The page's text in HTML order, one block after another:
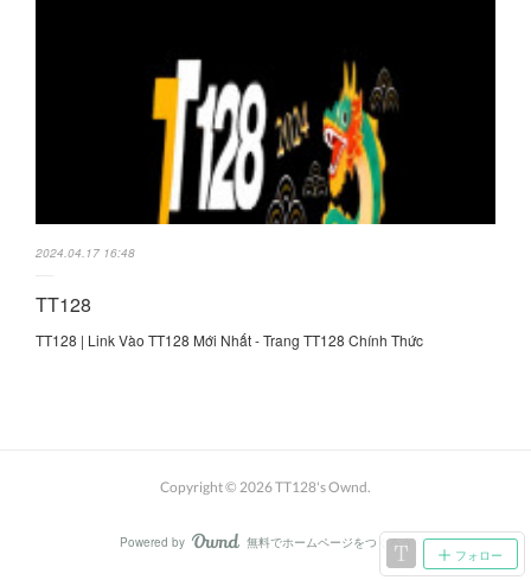
2024.04.17 16:48
TT128
TT128 | Link Vào TT128 Mới Nhất - Trang TT128 Chính Thức
フォロー
Copyright © 2026TT128's Ownd.
Powered by AmebaOwnd
無料でホームページをつくろう